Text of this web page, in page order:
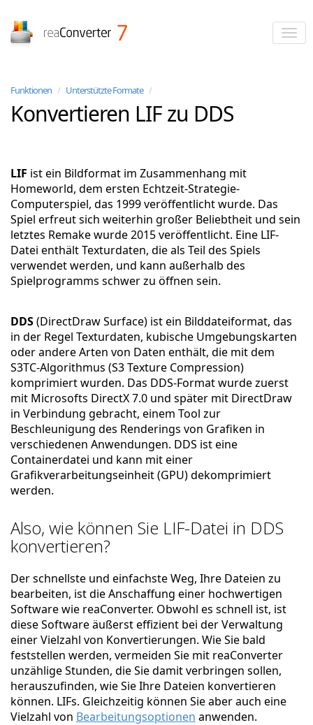
Funktionen / Unterstützte Formate /
Konvertieren LIF zu DDS
LIF ist ein Bildformat im Zusammenhang mit
Homeworld, dem ersten Echtzeit-Strategie-
Computerspiel, das 1999 veröffentlicht wurde. Das
Spiel erfreut sich weiterhin großer Beliebtheit und sein
letztes Remake wurde 2015 veröffentlicht. Eine LIF-
Datei enthält Texturdaten, die als Teil des Spiels
verwendet werden, und kann außerhalb des
Spielprogramms schwer zu öffnen sein.
DDS(DirectDraw Surface) ist ein Bilddateiformat, das
in der Regel Texturdaten, kubische Umgebungskarten
oder andere Arten von Daten enthält, die mit dem
S3TC-Algorithmus (S3 Texture Compression)
komprimiert wurden. Das DDS-Format wurde zuerst
mit Microsofts DirectX 7.0 und später mit DirectDraw
in Verbindung gebracht, einem Tool zur
Beschleunigung des Renderings von Grafiken in
verschiedenen Anwendungen. DDS ist eine
Containerdatei und kann mit einer
Grafikverarbeitungseinheit (GPU) dekomprimiert
werden.
Also, wie können Sie LIF-Datei in DDS
konvertieren?
Der schnellste und einfachste Weg, Ihre Dateien zu
bearbeiten, ist die Anschaffung einer hochwertigen
Software wie reaConverter. Obwohl es schnell ist, ist
diese Software äußerst effizient bei der Verwaltung
einer Vielzahl von Konvertierungen. Wie Sie bald
feststellen werden, vermeiden Sie mit reaConverter
unzählige Stunden, die Sie damit verbringen sollen,
herauszufinden, wie Sie Ihre Dateien konvertieren
können. LIFs. Gleichzeitig können Sie aber auch eine
Vielzahl von Bearbeitungsoptionen anwenden.